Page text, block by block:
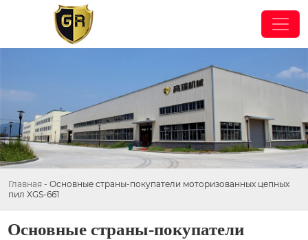
Главная - Основные страны-покупатели моторизованных цепных
пил XGS-661
Основные страны-покупатели